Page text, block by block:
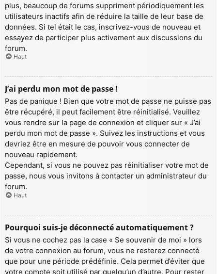
plus, beaucoup de forums suppriment périodiquement les
utilisateurs inactifs afin de réduire la taille de leur base de
données. Si tel était le cas, inscrivez-vous de nouveau et
essayez de participer plus activement aux discussions du
forum.
Haut
J’ai perdu mon mot de passe !
Pas de panique ! Bien que votre mot de passe ne puisse pas
être récupéré, il peut facilement être réinitialisé. Veuillez
vous rendre sur la page de connexion et cliquer sur « J’ai
perdu mon mot de passe ». Suivez les instructions et vous
devriez être en mesure de pouvoir vous connecter de
nouveau rapidement.
Cependant, si vous ne pouvez pas réinitialiser votre mot de
passe, nous vous invitons à contacter un administrateur du
forum.
Haut
Pourquoi suis-je déconnecté automatiquement ?
Si vous ne cochez pas la case « Se souvenir de moi » lors
de votre connexion au forum, vous ne resterez connecté
que pour une période prédéfinie. Cela permet d’éviter que
votre compte soit utilisé par quelqu’un d’autre. Pour rester